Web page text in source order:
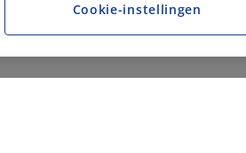
Cookie-instellingen